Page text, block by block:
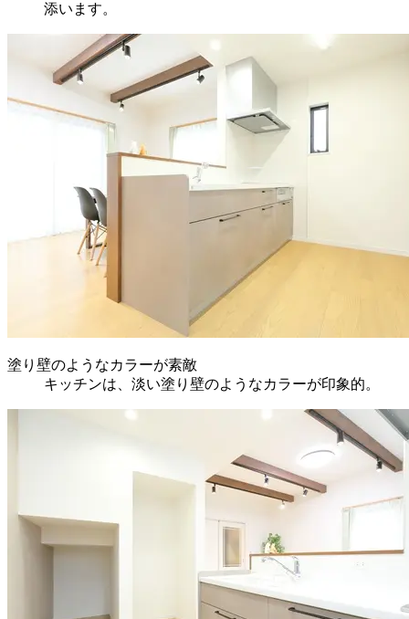
添います。
塗り壁のようなカラーが素敵
キッチンは、淡い塗り壁のようなカラーが印象的。